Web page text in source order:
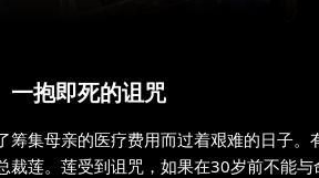
一抱即死的诅咒
筹集母亲的医疗费用而过着艰难的日子。
裁莲。莲受到诅咒，如果在30岁前不能与